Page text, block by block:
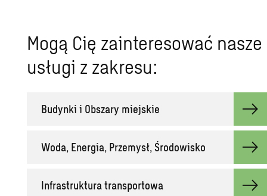
Mogą Cię zainteresować nasze
usługi z zakresu:
Budynki i Obszary miejskie
Woda, Energia, Przemysł, Środowisko
Infrastruktura transportowa